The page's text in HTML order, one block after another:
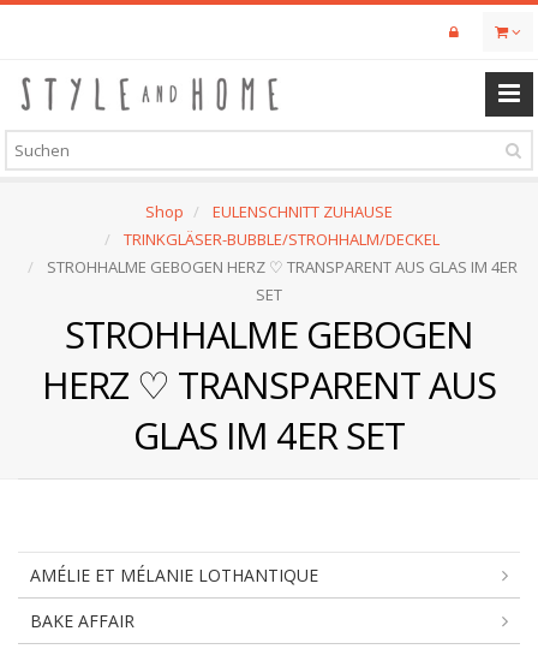
Skip
content
Shop
EULENSCHNITT ZUHAUSE
TRINKGLÄSER-BUBBLE/STROHHALM/DECKEL
STROHHALME GEBOGEN HERZ ♡ TRANSPARENT AUS GLAS IM 4ER
SET
STROHHALME GEBOGEN
HERZ ♡ TRANSPARENT AUS
GLAS IM 4ER SET
AMÉLIE ET MÉLANIE LOTHANTIQUE
BAKE AFFAIR